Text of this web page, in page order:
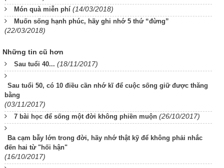
Món quà miễn phí (14/03/2018)
Muốn sống hạnh phúc, hãy ghi nhớ 5 thứ “đừng”
(22/03/2018)
Những tin cũ hơn
Sau tuổi 40... (18/11/2017)
Sau tuổi 50, có 10 điều cần nhớ kĩ để cuộc sống giữ được thăng
bằng
(03/11/2017)
7 bài học để sống một đời không phiền muộn (26/10/2017)
Ba cạm bẫy lớn trong đời, hãy nhớ thật kỹ để không phải nhắc
đến hai từ "hối hận"
(16/10/2017)